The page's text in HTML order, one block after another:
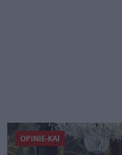
OPINIE-KAI